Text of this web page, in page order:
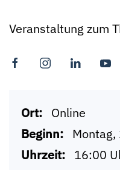
Veranstaltung zum
Ort: Online
Beginn:
Uhrzeit: 16:00